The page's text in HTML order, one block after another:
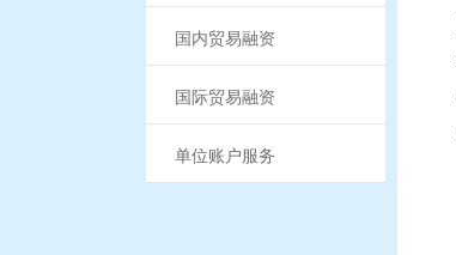
国内贸易融资
国际贸易融资
单位账户服务